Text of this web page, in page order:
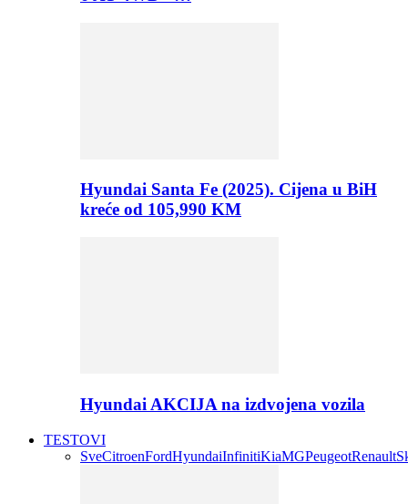
Hyundai Santa Fe (2025). Cijena u BiH
kreće od 105,990 KM
Hyundai AKCIJA na izdvojena vozila
TESTOVI
SveCitroenFordHyundaiInfinitiKiaMGPeugeotRenault